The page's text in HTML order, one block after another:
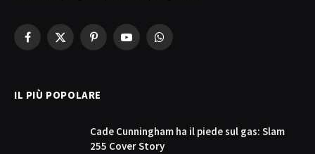
Facebook
X
PinterestYouTubeWhatsApp
IL PIÙ POPOLARE
Cade Cunningham ha il piede sul gas: Slam
255 Cover Story